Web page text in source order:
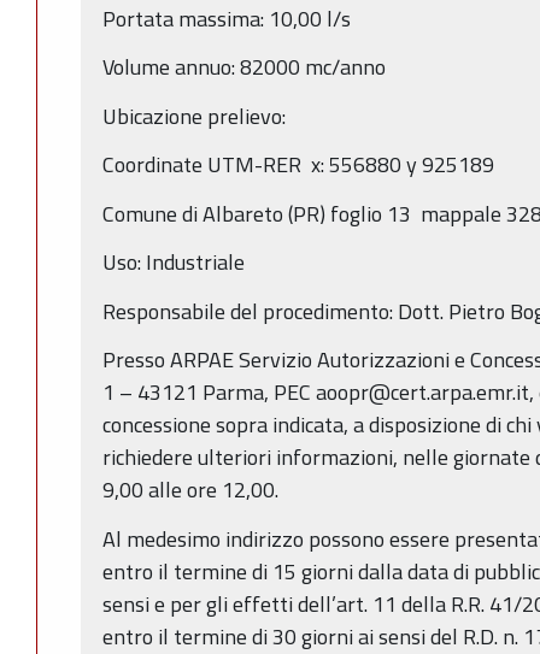
Portata massima: 10,00 l/s
Volume annuo: 82000 mc/anno
Ubicazione prelievo:
Coordinate UTM-RER x: 556880 y 925189
Comune di Albareto (PR) foglio 13 mappale
Uso: Industriale
Responsabile del procedimento: Dott. Pietro
Presso ARPAE Servizio Autorizzazioni e
1 – 43121 Parma, PEC
concessione sopra indicata, a disposizione di
richiedere ulteriori informazioni, nelle giornate
9,00 alle ore 12,00.
Al medesimo indirizzo possono essere
entro il termine di 15 giorni dalla data di
sensi e per gli effetti dell’art. 11 della R.R. 41/
entro il termine di 30 giorni ai sensi del R.D. n.